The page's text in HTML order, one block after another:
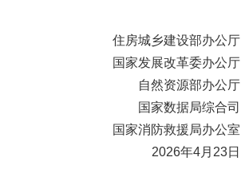
住房城乡建设部办公厅
国家发展改革委办公厅
自然资源部办公厅
国家数据局综合司
国家消防救援局办公室
2026年4月23日
别拿“量子”当幌子